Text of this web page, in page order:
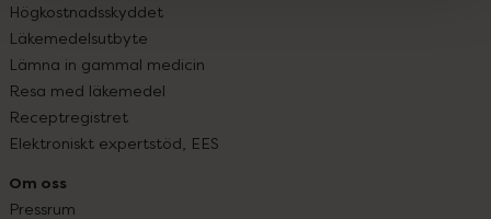
Högkostnadsskyddet
Läkemedelsutbyte
Lämna in gammal medicin
Resa med läkemedel
Receptregistret
Elektroniskt expertstöd, EES
Om oss
Pressrum